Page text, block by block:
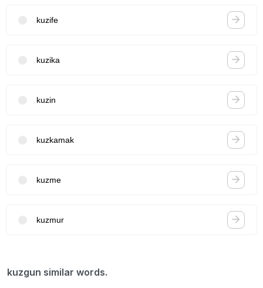
kuzife
kuzika
kuzin
kuzkamak
kuzme
kuzmur
kuzgun similar words.